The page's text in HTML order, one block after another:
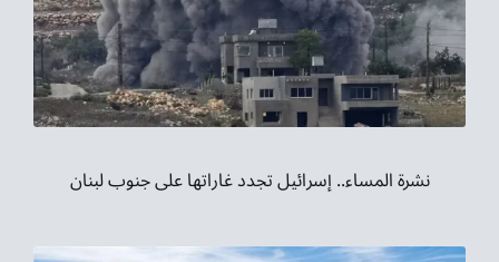
نشرة المساء.. إسرائيل تجدد غاراتها على جنوب لبنان